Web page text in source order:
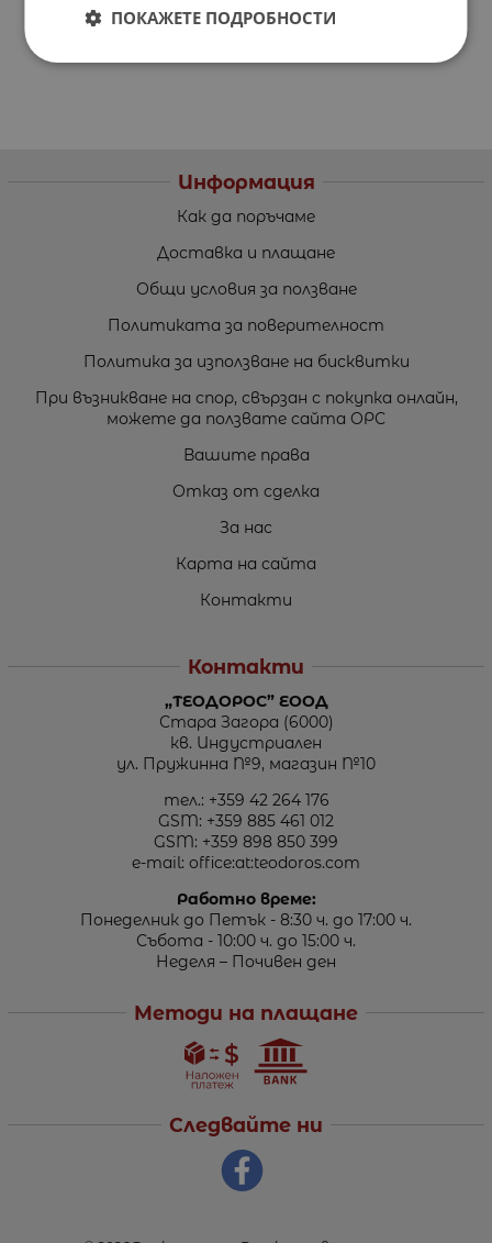
Информация
Как да поръчаме
Доставка и плащане
Общи условия за ползване
Политиката за поверителност
Политика за използване на бисквитки
При възникване на спор, свързан с покупка онлайн,
можете да ползвате сайта ОРС
Вашите права
Отказ от сделка
За нас
Карта на сайта
Контакти
Контакти
„ТЕОДОРОС” ЕООД
Стара Загора (6000)
кв. Индустриален
ул. Пружинна №9, магазин №10
тел.: +359 42 264 176
GSM: +359 885 461 012
GSM: +359 898 850 399
e-mail: office:at:teodoros.com
Работно време:
Понеделник до Петък - 8:30 ч. до 17:00 ч.
Събота - 10:00 ч. до 15:00 ч.
Неделя – Почивен ден
Методи на плащане
Следвайте ни
ПОКАЖЕТЕ ПОДРОБНОСТИ